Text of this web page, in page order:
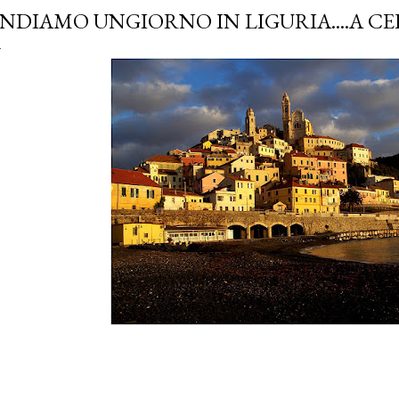
UNGIORNO IN LIGURIA....A